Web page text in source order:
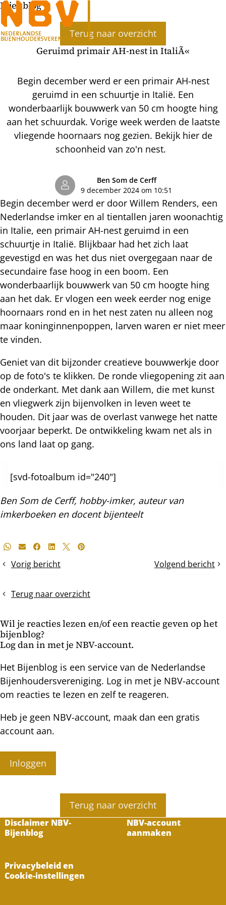
Bijenblog
Terug naar overzicht
Geruimd primair AH-nest in ItaliÃ«
Begin december werd er een primair AH-nest
geruimd in een schuurtje in Italië. Een
wonderbaarlijk bouwwerk van 50 cm hoogte hing
aan het schuurdak. Vorige week werden de laatste
vliegende hoornaars nog gezien. Bekijk hier de
schoonheid van zo'n nest.
Ben Som de Cerff
9 december 2024 om 10:51
Begin december werd er door Willem Renders, een
Nederlandse imker en al tientallen jaren woonachtig
in Italie, een primair AH-nest geruimd in een
schuurtje in Italië. Blijkbaar had het zich laat
gevestigd en was het dus niet overgegaan naar de
secundaire fase hoog in een boom. Een
wonderbaarlijk bouwwerk van 50 cm hoogte hing
aan het dak. Er vlogen een week eerder nog enige
hoornaars rond en in het nest zaten nu alleen nog
maar koninginnenpoppen, larven waren er niet meer
te vinden.
Geniet van dit bijzonder creatieve bouwwerkje door
op de foto's te klikken. De ronde vliegopening zit aan
de onderkant. Met dank aan Willem, die met kunst
en vliegwerk zijn bijenvolken in leven weet te
houden. Dit jaar was de overlast vanwege het natte
voorjaar beperkt. De ontwikkeling kwam net als in
ons land laat op gang.
[svd-fotoalbum id="240"]
Ben Som de Cerff, hobby-imker, auteur van
imkerboeken en docent bijenteelt
Deel
bericht
Whatsapp
E-mailFacebook
LinkedIn
X Pinterest
Vorig bericht
Tien
behandelvrij
kleine
cellen
Volgend bericht
Hommels
Terug naar overzicht
Wil je reacties lezen en/of een reactie geven op het
bijenblog?
Log dan in met je NBV-account.
Het Bijenblog is een service van de Nederlandse
Bijenhoudersvereniging. Log in met je NBV-account
om reacties te lezen en zelf te reageren.
Heb je geen NBV-account, maak dan een gratis
account aan.
Inloggen
Terug naar overzicht
Disclaimer NBV-
Bijenblog
NBV-account
aanmaken
Privacybeleid en
Cookie-instellingen